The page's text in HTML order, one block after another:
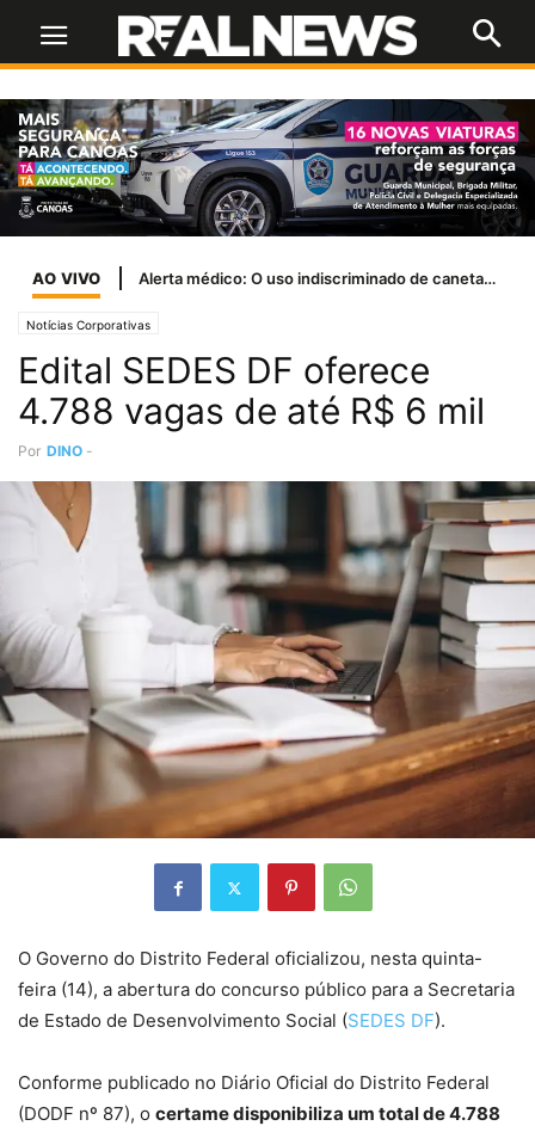
AO VIVO Alerta médico: O uso indiscriminado de canetas emagrecedoras por jovens
Notícias Corporativas
Edital SEDES DF oferece
4.788 vagas de até R$ 6 mil
Por DINO -
O Governo do Distrito Federal oficializou, nesta quinta-
feira (14), a abertura do concurso público para a Secretaria
de Estado de Desenvolvimento Social (SEDES DF).
Conforme publicado no Diário Oficial do Distrito Federal
(DODF nº 87), o certame disponibiliza um total de 4.788